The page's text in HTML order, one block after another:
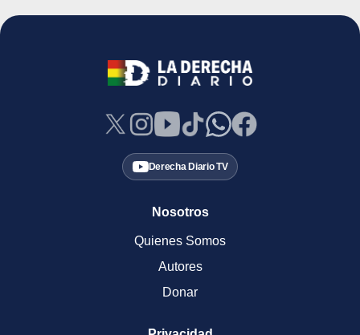
Derecha Diario TV
Nosotros
Quienes Somos
Autores
Donar